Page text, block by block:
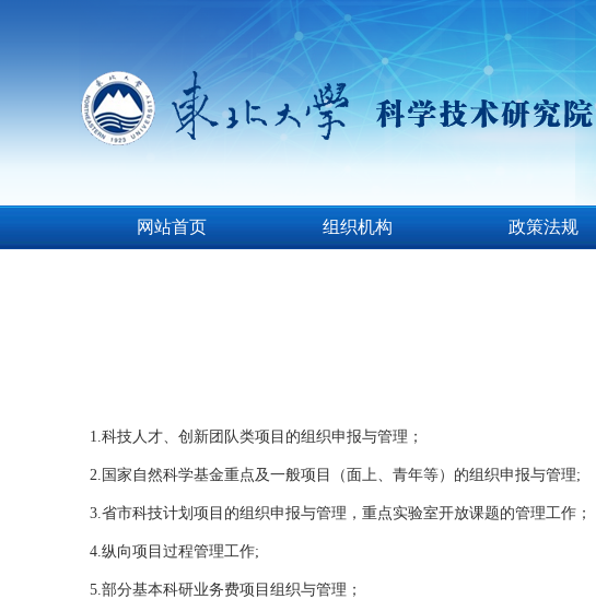
网站首页 组织机构 政策法规
1.科技人才、创新团队类项目的组织申报与管理；
2.国家自然科学基金重点及一般项目（面上、青年等）的组织申报与管理;
3.省市科技计划项目的组织申报与管理，重点实验室开放课题的管理工作；
4.纵向项目过程管理工作;
5.部分基本科研业务费项目组织与管理；